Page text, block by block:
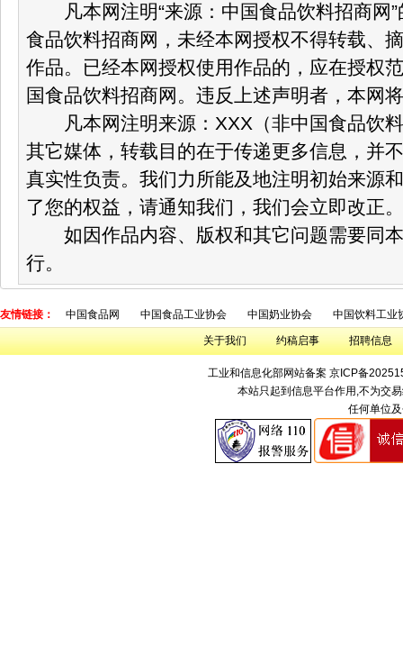
凡本网注明“来源：中国食品饮料招商网”
食品饮料招商网，未经本网授权不得转载、
作品。已经本网授权使用作品的，应在授权
国食品饮料招商网。违反上述声明者，本网
凡本网注明来源：XXX（非中国食品饮料
其它媒体，转载目的在于传递更多信息，并
真实性负责。我们力所能及地注明初始来源
了您的权益，请通知我们，我们会立即改正。
如因作品内容、版权和其它问题需要同本
行。
友情链接： 中国食品网 中国食品工业协会 中国奶业协会 中国饮料工业
关于我们 约稿启事 招聘信息
工业和信息化部网站备案 京ICP备
本站只起到信息平台作用,不为交
任何单位